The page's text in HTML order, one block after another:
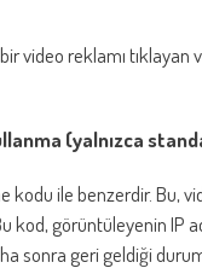
video reklamı tıklayan
(yalnızca
kodu ile benzerdir. Bu,
görüntüleyenin IP
sonra geri geldiği